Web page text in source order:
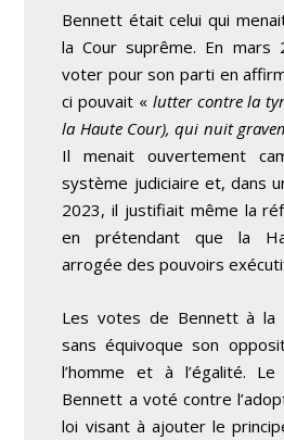
Bennett était celui qui
la Cour suprême. En mars
voter pour son parti en
ci pouvait «lutter contre la
la Haute Cour), qui nuit
Il menait ouvertement
système judiciaire et, dans
2023, il justifiait même la
en prétendant que la
arrogée des pouvoirs
Les votes de Bennett à la
sans équivoque son
l’homme et à l’égalité.
Bennett a voté contre
loi visant à ajouter le